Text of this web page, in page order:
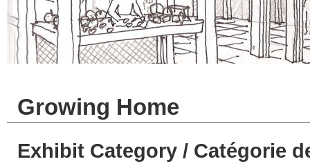
Growing Home
Exhibit Category / Catégorie